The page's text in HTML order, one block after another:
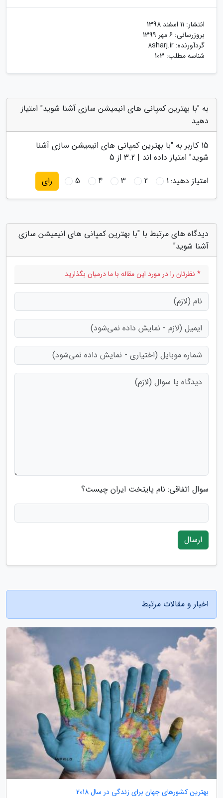
انتشار: 11 اسفند 1398
بروزرسانی: 6 مهر 1399
گردآورنده: 8sharj.ir
شناسه مطلب: 103
به "با بهترین کمپانی های انیمیشن سازی آشنا شوید" امتیاز
دهید
15 کاربر به "با بهترین کمپانی های انیمیشن سازی آشنا
شوید" امتیاز داده اند | 3.2 از 5
امتیاز دهید:1
2
3
4
5 رای
دیدگاه های مرتبط با "با بهترین کمپانی های انیمیشن سازی
آشنا شوید"
* نظرتان را در مورد این مقاله با ما درمیان بگذارید
سوال اتفاقی: نام پایتخت ایران چیست؟
ارسال
اخبار و مقالات مرتبط
بهترین کشورهای جهان برای زندگی در سال 2018